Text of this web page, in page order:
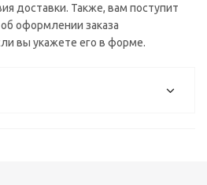
доставки. Также, вам поступит
оформлении заказа
вы укажете его в форме.